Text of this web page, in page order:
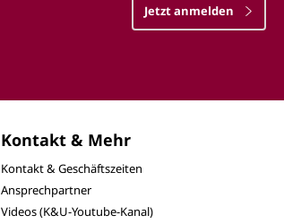
Jetzt anmelden
Kontakt & Mehr
Kontakt & Geschäftszeiten
Ansprechpartner
Videos (K&U-Youtube-Kanal)